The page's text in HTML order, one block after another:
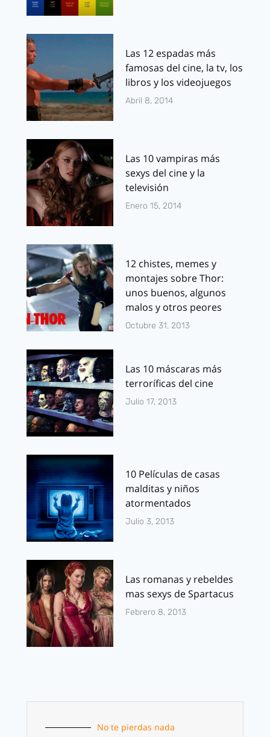
Las 12 espadas más
famosas del cine, la tv, los
libros y los videojuegos
Abril 8, 2014
Las 10 vampiras más
sexys del cine y la
televisión
Enero 15, 2014
12 chistes, memes y
montajes sobre Thor:
unos buenos, algunos
malos y otros peores
Octubre 31, 2013
Las 10 máscaras más
terroríficas del cine
Julio 17, 2013
10 Películas de casas
malditas y niños
atormentados
Julio 3, 2013
Las romanas y rebeldes
mas sexys de Spartacus
Febrero 8, 2013
No te pierdas nada